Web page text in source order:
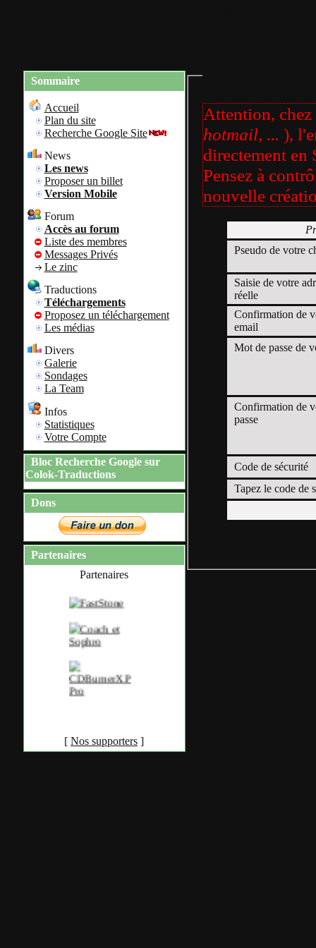
Sommaire
Accueil
Plan du site
Recherche Google Site
News
Les news
Proposer un billet
Version Mobile
Forum
Accès au forum
Liste des membres
Messages Privés
Le zinc
Traductions
Téléchargements
Proposez un téléchargement
Les médias
Divers
Galerie
Sondages
La Team
Infos
Statistiques
Votre Compte
Bloc Recherche Google sur
Colok-Traductions
Dons
Partenaires
Partenaires
[ Nos supporters ]
Attention,
hotmail, ... ),
directement en
Pensez à
nouvelle
Pseudo de votre
Saisie de votre
réelle
Confirmation de
email
Mot de passe de
Confirmation de
passe
Code de sécurité
Tapez le code de